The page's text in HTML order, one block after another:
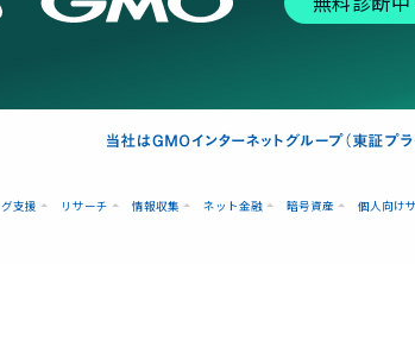
支援 リサーチ 情報収集 ネット金融 暗号資産 個人向け